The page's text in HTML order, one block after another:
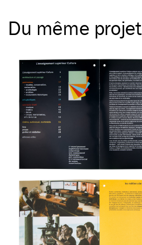
Du même projet